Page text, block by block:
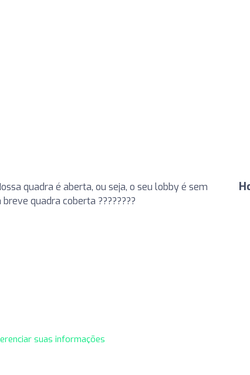
quadra é aberta, ou seja, o seu lobby é sem
quadra coberta ????????
suas informações